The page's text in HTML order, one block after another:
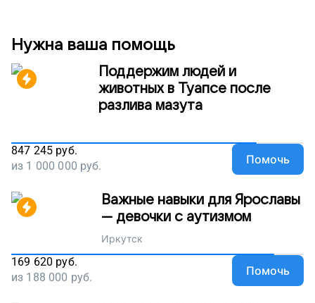
Нужна ваша помощь
Поддержим людей и
животных в Туапсе после
разлива мазута
847 245 руб.
из 1 000 000 руб. Помочь
Важные навыки для Ярославы
— девочки с аутизмом
Иркутск
169 620 руб.
из 188 000 руб. Помочь